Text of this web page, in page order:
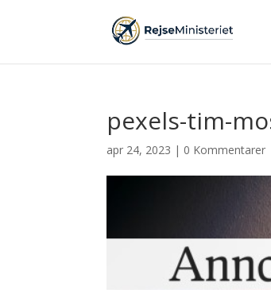
pexels-tim-
apr 24, 2023 | 0 Kommentarer